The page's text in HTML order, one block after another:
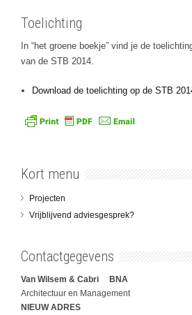
Toelichting
In “het groene boekje” vind je de
van de STB 2014.
Download de toelichting op de STB
Kort menu
Projecten
Vrijblijvend adviesgesprek?
Contactgegevens
Van Wilsem & Cabri BNA
Architectuur en Management
NIEUW ADRES